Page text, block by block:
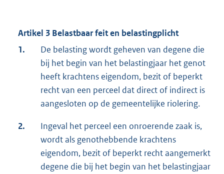
Artikel 3 Belastbaar feit en belastingplicht
1.
De belasting wordt geheven van degene die
bij het begin van het belastingjaar het genot
heeft krachtens eigendom, bezit of beperkt
recht van een perceel dat direct of indirect is
aangesloten op de gemeentelijke riolering.
2.
Ingeval het perceel een onroerende zaak is,
wordt als genothebbende krachtens
eigendom, bezit of beperkt recht aangemerkt
degene die bij het begin van het belastingjaar